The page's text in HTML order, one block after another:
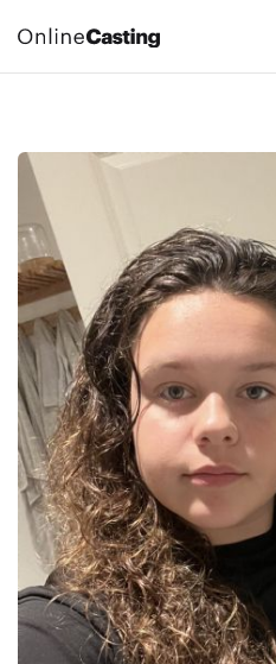
CASTINGS & JOBS